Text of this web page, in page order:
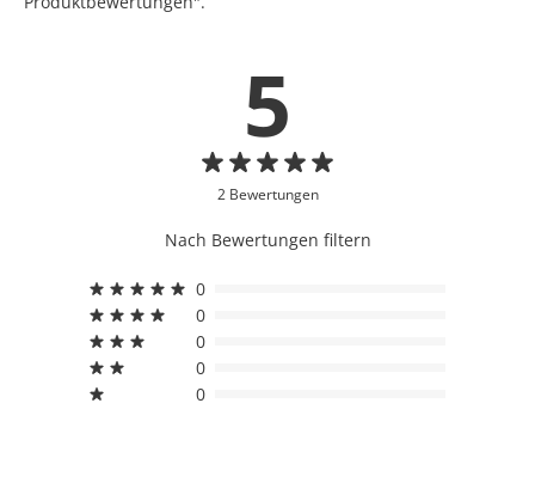
5
2 Bewertungen
Nach Bewertungen filtern
0
0
0
0
0